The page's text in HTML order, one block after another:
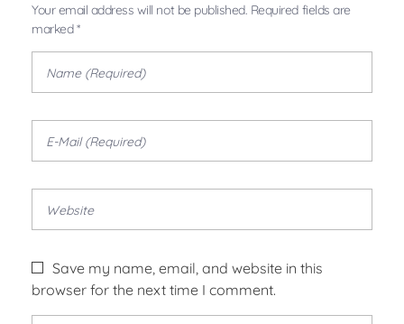
Your email address will not be published. Required fields are
marked *
Save my name, email, and website in this
browser for the next time I comment.